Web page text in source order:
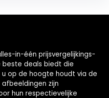
in-één prijsvergelijkings-
deals biedt die
op de hoogte houdt via de
zijn
hun respectievelijke